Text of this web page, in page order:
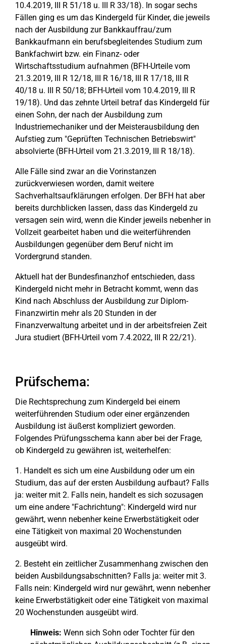
10.4.2019, III R 51/18 u. III R 33/18). In sogar sechs
Fällen ging es um das Kindergeld für Kinder, die jeweils
nach der Ausbildung zur Bankkauffrau/zum
Bankkaufmann ein berufsbegleitendes Studium zum
Bankfachwirt bzw. ein Finanz- oder
Wirtschaftsstudium aufnahmen (BFH-Urteile vom
21.3.2019, III R 12/18, III R 16/18, III R 17/18, III R
40/18 u. III R 50/18; BFH-Urteil vom 10.4.2019, III R
19/18). Und das zehnte Urteil betraf das Kindergeld für
einen Sohn, der nach der Ausbildung zum
Industriemechaniker und der Meisterausbildung den
Aufstieg zum "Geprüften Technischen Betriebswirt"
absolvierte (BFH-Urteil vom 21.3.2019, III R 18/18).
Alle Fälle sind zwar an die Vorinstanzen
zurückverwiesen worden, damit weitere
Sachverhaltsaufklärungen erfolgen. Der BFH hat aber
bereits durchblicken lassen, dass das Kindergeld zu
versagen sein wird, wenn die Kinder jeweils nebenher in
Vollzeit gearbeitet haben und die weiterführenden
Ausbildungen gegenüber dem Beruf nicht im
Vordergrund standen.
Aktuell hat der Bundesfinanzhof entschieden, dass
Kindergeld nicht mehr in Betracht kommt, wenn das
Kind nach Abschluss der Ausbildung zur Diplom-
Finanzwirtin mehr als 20 Stunden in der
Finanzverwaltung arbeitet und in der arbeitsfreien Zeit
Jura studiert (BFH-Urteil vom 7.4.2022, III R 22/21).
Prüfschema:
Die Rechtsprechung zum Kindergeld bei einem
weiterführenden Studium oder einer ergänzenden
Ausbildung ist äußerst kompliziert geworden.
Folgendes Prüfungsschema kann aber bei der Frage,
ob Kindergeld zu gewähren ist, weiterhelfen:
1. Handelt es sich um eine Ausbildung oder um ein
Studium, das auf der ersten Ausbildung aufbaut? Falls
ja: weiter mit 2. Falls nein, handelt es sich sozusagen
um eine andere "Fachrichtung": Kindergeld wird nur
gewährt, wenn nebenher keine Erwerbstätigkeit oder
eine Tätigkeit von maximal 20 Wochenstunden
ausgeübt wird.
2. Besteht ein zeitlicher Zusammenhang zwischen den
beiden Ausbildungsabschnitten? Falls ja: weiter mit 3.
Falls nein: Kindergeld wird nur gewährt, wenn nebenher
keine Erwerbstätigkeit oder eine Tätigkeit von maximal
20 Wochenstunden ausgeübt wird.
Hinweis: Wenn sich Sohn oder Tochter für den